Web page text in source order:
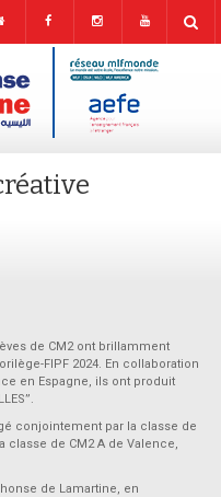
de CM2 ont brillamment
FIPF 2024. En collaboration
en Espagne, ils ont produit
conjointement par la classe de
classe de CM2 A de Valence,
de Lamartine, en